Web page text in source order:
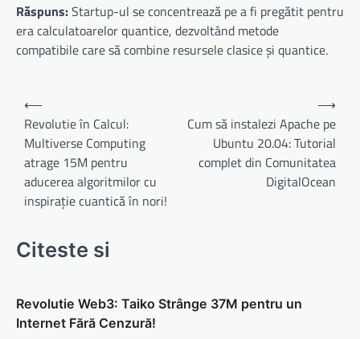
Răspuns:Startup-ul se concentrează pe a fi pregătit pentru
era calculatoarelor quantice, dezvoltând metode
compatibile care să combine resursele clasice și quantice.
Navigare
în
articole
⟵
Revolutie în Calcul:
Multiverse Computing
atrage 15M pentru
aducerea algoritmilor cu
inspirație cuantică în nori!
Cum să instalezi Apache pe
Ubuntu 20.04: Tutorial
complet din Comunitatea
DigitalOcean
⟶
Citeste si
Revolutie Web3: Taiko Strânge 37M pentru un
Internet Fără Cenzură!